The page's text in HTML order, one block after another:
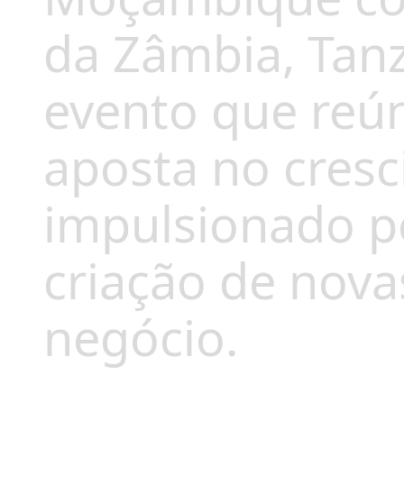
da Zâmbia,
evento que
aposta no
impulsionado
criação de
negócio.